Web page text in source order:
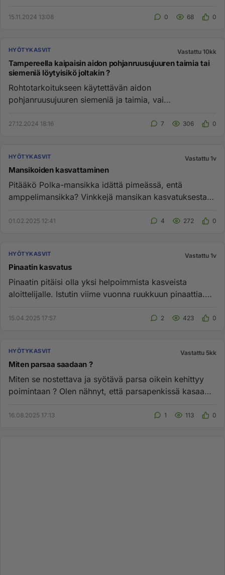
15.11.2024 13:08 0 68 0
HYÖTYKASVIT Vastattu 10kk
Tampereella kaipaisin aidon pohjanruusujuuren taimia tai
siemeniä löytyisikö joltakin ?
Rohtotarkoitukseen käytettävän aidon
pohjanruusujuuren siemeniä ja taimia, vai
27.12.2024 18:16 7 306 0
HYÖTYKASVIT Vastattu 1v
Mansikoiden kasvattaminen
Pitääkö Polka-mansikka idättä pimeässä, entä
amppelimansikka? Vinkkejä mansikan kasvatuksesta
01.02.2025 12:41 4 272 0
HYÖTYKASVIT Vastattu 1v
Pinaatin kasvatus
Pinaatin pitäisi olla yksi helpoimmista kasveista
aloittelijalle. Istutin viime vuonna ruukkuun pinaattia.
15.04.2025 17:57 2 423 0
HYÖTYKASVIT Vastattu 5kk
Miten parsaa saadaan ?
Miten se nostettava ja syötävä parsa oikein kehittyy
poimintaan ? Olen nähnyt, että parsapenkissä kasaa
16.08.2025 17:13 1 113 0